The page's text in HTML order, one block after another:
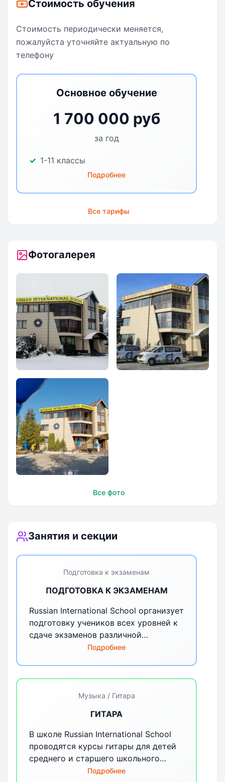
Стоимость обучения
Стоимость периодически меняется,
пожалуйста уточняйте актуальную по
телефону
Основное обучение
1 700 000 руб
за год
1-11 классы
Подробнее
Все тарифы
Фотогалерея
Русская
Международная
Школа
Все фото
Занятия и секции
Подготовка к экзаменам
ПОДГОТОВКА К ЭКЗАМЕНАМ
Russian International School организует
подготовку учеников всех уровней к
сдаче экзаменов различной
направленности.Подробнее
Музыка / Гитара
ГИТАРА
В школе Russian International School
проводятся курсы гитары для детей
среднего и старшего школьного
возраста.Во время занятий у ребенка
Подробнее